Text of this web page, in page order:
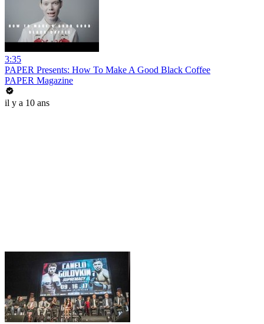
3:35
PAPER Presents: How To Make A Good Black Coffee
PAPER Magazine
il y a 10 ans